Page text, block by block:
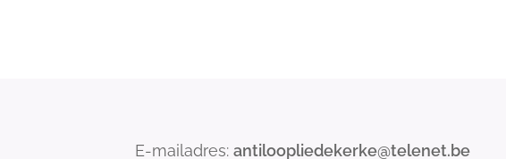
E-mailadres: antiloopliedekerke@telenet.be